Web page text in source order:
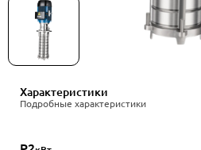
Характеристики
Подробные характеристики